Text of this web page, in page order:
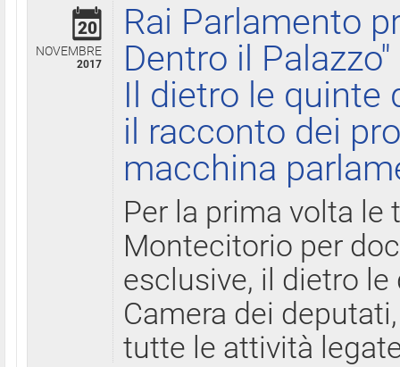
20
NOVEMBRE
2017
Rai Parlamento
Dentro il Palazzo"
Il dietro le quinte
il racconto dei
macchina
Per la prima volta le
Montecitorio per
esclusive, il dietro
Camera dei
tutte le attività